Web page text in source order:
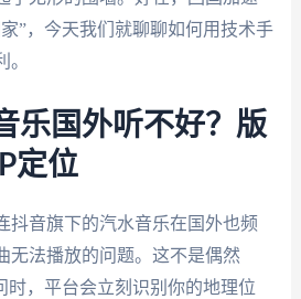
”，今天我们就聊聊如何用技术手
乐国外听不好？版
定位
抖音旗下的汽水音乐在国外也频
无法播放的问题。这不是偶然
，平台会立刻识别你的地理位